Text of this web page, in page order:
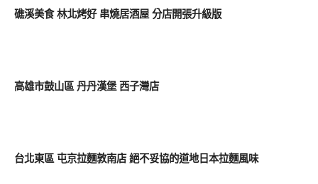
礁溪美食 林北烤好 串燒居酒屋 分店開張升級版
高雄市鼓山區 丹丹漢堡 西子灣店
台北東區 屯京拉麵敦南店 絕不妥協的道地日本拉麵風味